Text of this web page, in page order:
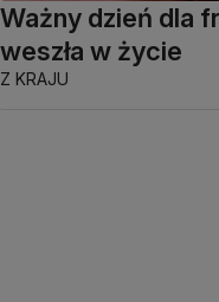
Ważny dzień dla
weszła w życie
Z KRAJU